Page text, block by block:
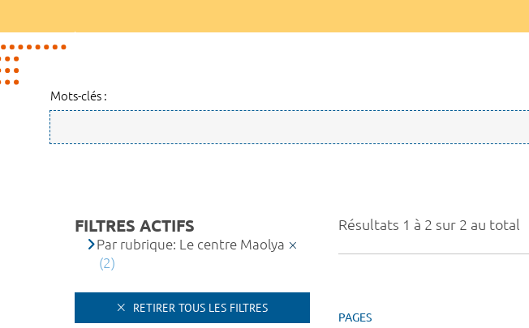
Mots-clés :
Résultats 1 à 2 sur 2 au total
PAGES
FILTRES ACTIFS
Par rubrique: Le centre Maolya
(2)
RETIRER TOUS LES FILTRES